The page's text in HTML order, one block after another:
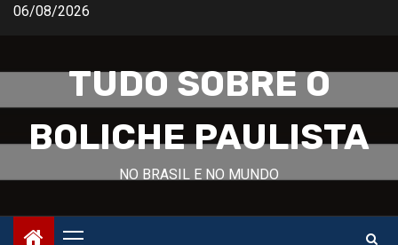
Skip06/08/2026
TUDO SOBRE O
BOLICHE PAULISTA
NO BRASIL E NO MUNDO